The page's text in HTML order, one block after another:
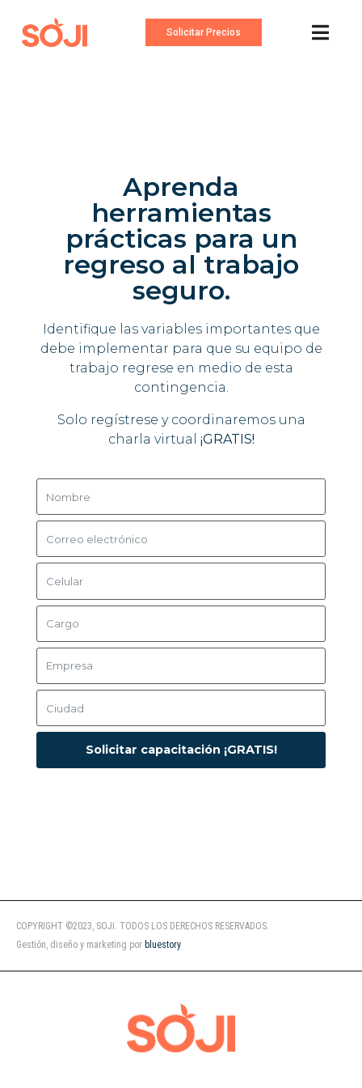
Solicitar Precios
Aprenda
herramientas
prácticas para un
regreso al trabajo
seguro.
Identifique las variables importantes que
debe implementar para que su equipo de
trabajo regrese en medio de esta
contingencia.
Solo regístrese y coordinaremos una
charla virtual ¡GRATIS!
Solicitar capacitación ¡GRATIS!
COPYRIGHT ©2023, SOJI. TODOS LOS DERECHOS RESERVADOS.
Gestión, diseño y marketing por bluestory